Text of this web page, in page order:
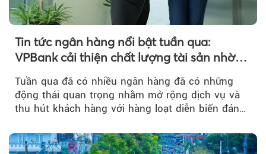
Tin tức ngân hàng nổi bật tuần qua:
VPBank cải thiện chất lượng tài sản nhờ
quản trị rủi ro và công nghệ
Tuần qua đã có nhiều ngân hàng đã có những
động thái quan trọng nhằm mở rộng dịch vụ và
thu hút khách hàng với hàng loạt diễn biến đáng